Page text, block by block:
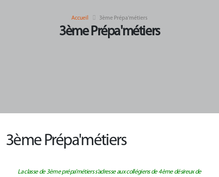
3ème Prépa'métiers
Accueil 3ème Prépa'métiers
3ème Prépa'métiers
La classe de 3ème prépa'métiers s'adresse aux collégiens de 4ème désireux de